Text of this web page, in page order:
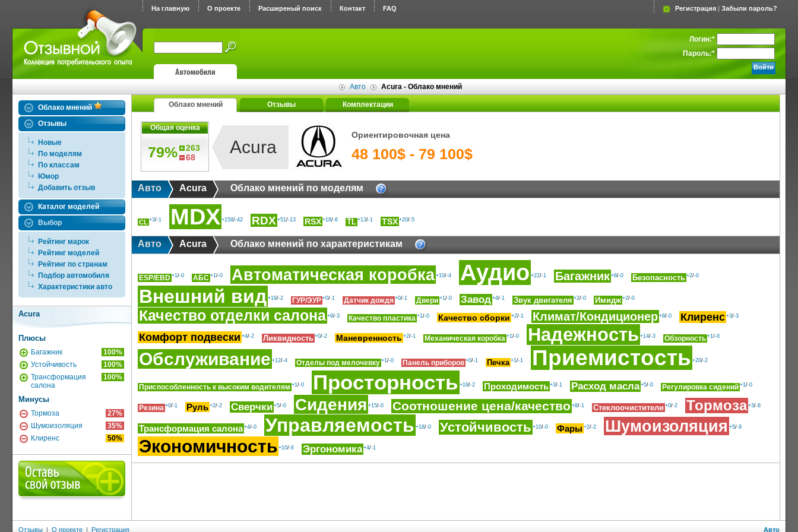
На главную О проекте Расширеный поиск Контакт FAQ Регистрация | Забыли пароль?
Логин:*
Пароль:*
Авто Acura - Облако мнений
Облако мнений
Отзывы
Новые
По моделям
По классам
Юмор
Добавить отзыв
Каталог моделей
Выбор
Рейтинг марок
Рейтинг моделей
Рейтинг по странам
Подбор автомобиля
Характеристики авто
Acura
Плюсы
Багажник
100%
Устойчивость
100%
Трансформация
салона
100%
Минусы
Тормоза
27%
Шумоизоляция
35%
Клиренс
50%
Облако мнений Отзывы Комплектации
Общая оценка
79%
263
68
Acura
Ориентировочная цена
48 100$ - 79 100$
Авто Acura Облако мнений по моделям
CL +3/-1 MDX +158/-42 RDX +51/-13 RSX +18/-6 TL +13/-1 TSX +20/-5
Авто Acura Облако мнений по характеристикам
ESP/EBD +1/-0 АБС +1/-0 Автоматическая коробка +10/-4 Аудио +22/-1 Багажник +8/-0 Безопасность +2/-0
Внешний вид +16/-2 ГУР/ЭУР +0/-1 Датчик дождя +0/-1 Двери +1/-0 Завод +4/-1 Звук двигателя +2/-0 Имидж +2/-0
Качество отделки салона +9/-3 Качество пластика +1/-0 Качество сборки +2/-1 Климат/Кондиционер +8/-0 Клиренс +3/-3
Комфорт подвески +4/-2 Ликвидность +0/-2 Маневренность +2/-1 Механическая коробка +1/-0 Надежность +14/-3 Обзорность +1/-0
Обслуживание +12/-4 Отделы под мелочевку +1/-0 Панель приборов +0/-1 Печка +1/-1 Приемистость +20/-2
Приспособленность к высоким водителям +1/-0 Просторность +19/-2 Проходимость +3/-1 Расход масла +5/-0 Регулировка сидений +1/-0
Резина +0/-1 Руль +2/-2 Сверчки +5/-0 Сидения +15/-0 Соотношение цена/качество +8/-1 Стеклоочистители +0/-2 Тормоза +3/-8
Трансформация салона +4/-0 Управляемость +18/-0 Устойчивость +10/-0 Фары +2/-2 Шумоизоляция +5/-9
Экономичность +10/-6 Эргономика +4/-1
Отзывы | О проекте | Регистрация Авто